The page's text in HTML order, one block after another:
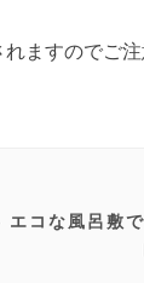
ますのでご
エコな風呂敷